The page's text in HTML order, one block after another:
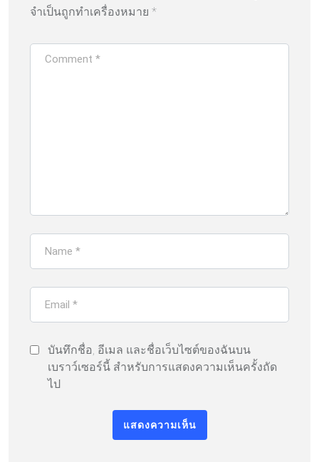
จำเป็นถูกทำเครื่องหมาย *
บันทึกชื่อ, อีเมล และชื่อเว็บไซต์ของฉันบน
เบราว์เซอร์นี้ สำหรับการแสดงความเห็นครั้งถัด
ไป